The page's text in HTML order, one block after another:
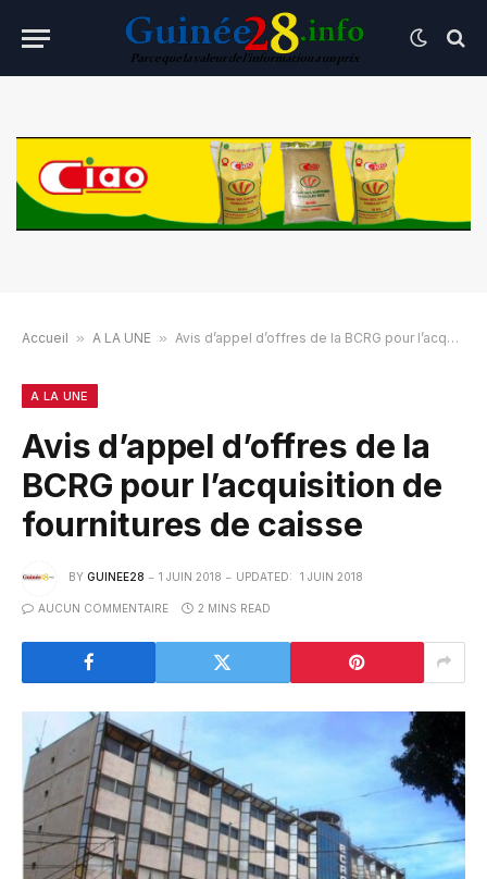
Accueil » A LA UNE » Avis d’appel d’offres de la BCRG pour l’acquisition de fournitures de caisse
A LA UNE
Avis d’appel d’offres de la
BCRG pour l’acquisition de
fournitures de caisse
BY GUINEE28 1 JUIN 2018 UPDATED: 1 JUIN 2018
AUCUN COMMENTAIRE 2 MINS READ